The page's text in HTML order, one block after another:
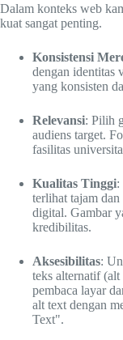
Dalam konteks web
kuat sangat penting.
Konsistensi
dengan identitas
yang konsisten
Relevansi: Pilih
audiens target.
fasilitas
Kualitas Tinggi:
terlihat tajam
digital. Gambar
kredibilitas.
Aksesibilitas:
teks alternatif
pembaca layar
alt text dengan
Text".